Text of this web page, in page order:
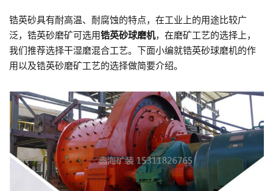
锆英砂具有耐高温、耐腐蚀的特点，在工业上的用途比较广
泛，锆英砂磨矿可选用锆英砂球磨机，在磨矿工艺的选择上，
我们推荐选择干湿磨混合工艺。下面小编就锆英砂球磨机的作
用以及锆英砂磨矿工艺的选择做简要介绍。